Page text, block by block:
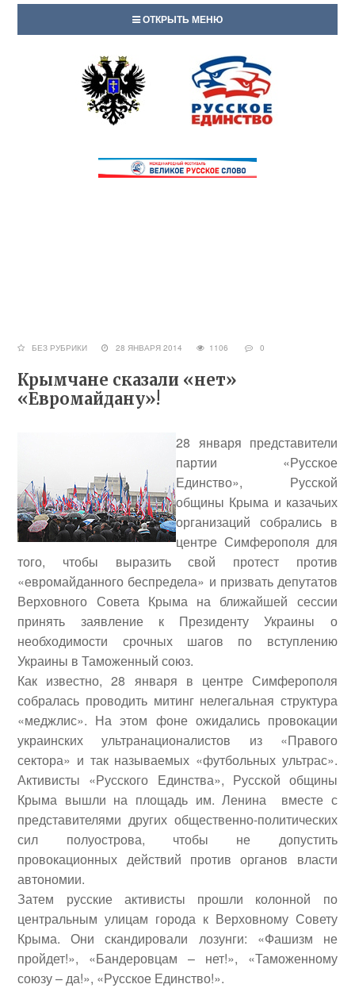
ОТКРЫТЬ МЕНЮ
БЕЗ РУБРИКИ 28 ЯНВАРЯ 2014 1106 0
Крымчане сказали «нет»
«Евромайдану»!
28 января представители
партии «Русское
Единство», Русской
общины Крыма и казачьих
организаций собрались в
центре Симферополя для
того, чтобы выразить свой протест против
«евромайданного беспредела» и призвать депутатов
Верховного Совета Крыма на ближайшей сессии
принять заявление к Президенту Украины о
необходимости срочных шагов по вступлению
Украины в Таможенный союз.
Как известно, 28 января в центре Симферополя
собралась проводить митинг нелегальная структура
«меджлис». На этом фоне ожидались провокации
украинских ультранационалистов из «Правого
сектора» и так называемых «футбольных ультрас».
Активисты «Русского Единства», Русской общины
Крыма вышли на площадь им. Ленина вместе с
представителями других общественно-политических
сил полуострова, чтобы не допустить
провокационных действий против органов власти
автономии.
Затем русские активисты прошли колонной по
центральным улицам города к Верховному Совету
Крыма. Они скандировали лозунги: «Фашизм не
пройдет!», «Бандеровцам – нет!», «Таможенному
союзу – да!», «Русское Единство!».